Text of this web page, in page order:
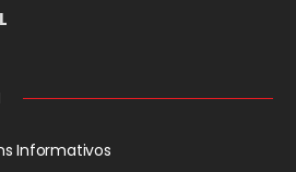
Informativos